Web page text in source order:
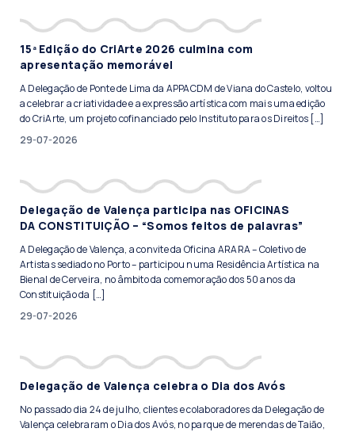
15ª Edição do CriArte 2026 culmina com
apresentação memorável
A Delegação de Ponte de Lima da APPACDM de Viana do Castelo, voltou
a celebrar a criatividade e a expressão artística com mais uma edição
do CriArte, um projeto cofinanciado pelo Instituto para os Direitos […]
29-07-2026
Delegação de Valença participa nas OFICINAS
DA CONSTITUIÇÃO – “Somos feitos de palavras”
A Delegação de Valença, a convite da Oficina ARARA – Coletivo de
Artistas sediado no Porto – participou numa Residência Artística na
Bienal de Cerveira, no âmbito da comemoração dos 50 anos da
Constituição da […]
29-07-2026
Delegação de Valença celebra o Dia dos Avós
No passado dia 24 de julho, clientes e colaboradores da Delegação de
Valença celebraram o Dia dos Avós, no parque de merendas de Taião,